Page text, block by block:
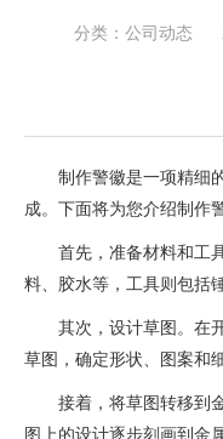
分类：公司动态
制作警徽是一项精细
成。下面将为您介绍制作
首先，准备材料和工
料、胶水等，工具则包括
其次，设计草图。在
草图，确定形状、图案和
接着，将草图转移到
图上的设计逐步刻画到金